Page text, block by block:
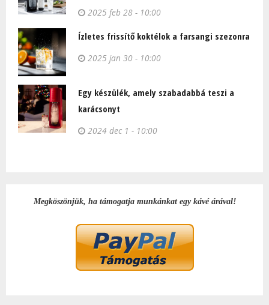
2025 feb 28 - 10:00
Ízletes frissítő koktélok a farsangi szezonra
2025 jan 30 - 10:00
Egy készülék, amely szabadabbá teszi a
karácsonyt
2024 dec 1 - 10:00
Megköszönjük, ha támogatja munkánkat egy kávé árával!